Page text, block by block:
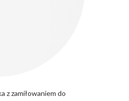
z zamiłowaniem do